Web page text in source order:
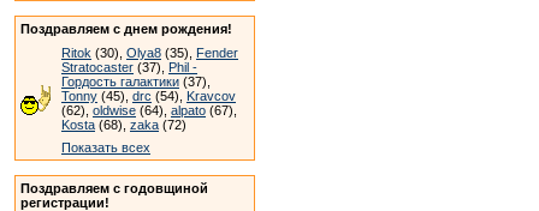
Поздравляем с днем рождения!
Ritok (30), Olya8 (35), Fender
Stratocaster (37), Phil -
Гордость галактики (37),
Tonny (45), drc (54), Kravcov
(62), oldwise (64), alpato (67),
Kosta (68), zaka (72)
Показать всех
Поздравляем с годовщиной
регистрации!